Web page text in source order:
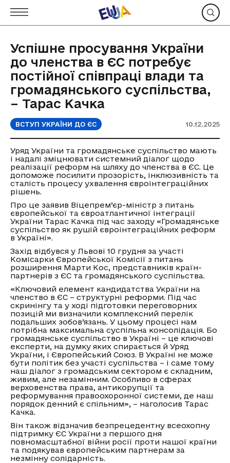
Успішне просування України
до членства в ЄС потребує
постійної співпраці влади та
громадянського суспільства,
– Тарас Качка
ВСТУП УКРАЇНИ ДО ЄС 10.12.2025
Уряд України та громадянське суспільство мають
і надалі зміцнювати системний діалог щодо
реалізації реформ на шляху до членства в ЄС. Це
допоможе посилити прозорість, інклюзивність та
сталість процесу ухвалення євроінтеграційних
рішень.
Про це заявив Віцепрем’єр-міністр з питань
європейської та євроатлантичної інтеграції
України Тарас Качка під час заходу «Громадянське
суспільство як рушій євроінтеграційних реформ
в Україні».
Захід відбувся у Львові 10 грудня за участі
Комісарки Європейської Комісії з питань
розширення Марти Кос, представників країн-
партнерів з ЄС та громадянського суспільства.
«Ключовий елемент кандидатства України на
членство в ЄС – структурні реформи. Під час
скринінгу та у ході підготовки переговорних
позицій ми визначили комплексний перелік
подальших зобов’язань. У цьому процесі нам
потрібна максимальна суспільна консолідація. Бо
громадянське суспільство в Україні – це ключові
експерти, на думку яких спирається й Уряд
України, і Європейський Союз. В Україні не може
бути політик без участі суспільства – і саме тому
наш діалог з громадським сектором є складним,
живим, але незамінним. Особливо в сферах
верховенства права, антикорупції та
реформування правоохоронної системи, де наш
порядок денний є спільним», – наголосив Тарас
Качка.
Він також відзначив безпрецедентну всеохопну
підтримку ЄС України з першого дня
повномасштабної війни росії проти нашої країни
та подякував європейським партнерам за
незмінну солідарність.